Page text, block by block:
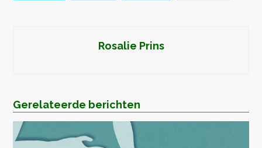
Rosalie Prins
Gerelateerde berichten